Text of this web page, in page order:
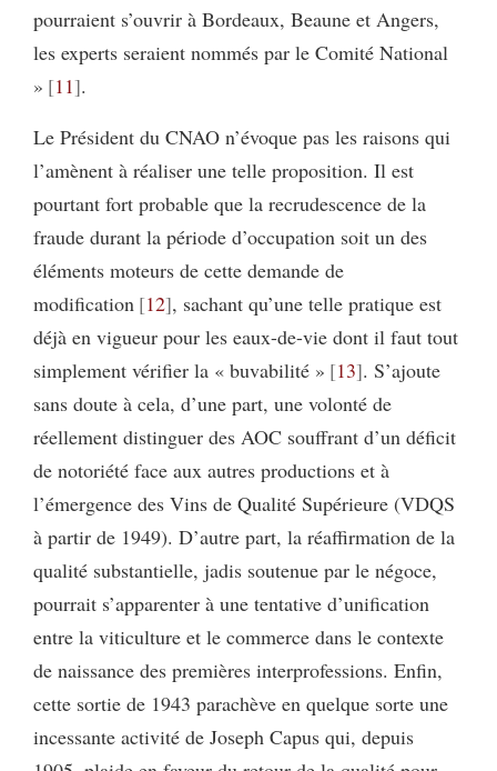
pour­raient s’ouvrir à Bordeaux, Beaune et Angers,
les experts seraient nommés par le Comité National
» 11 .
Le Président du CNAO n’évoque pas les raisons qui
l’amènent à réaliser une telle proposition. Il est
pourtant fort probable que la recrudescence de la
fraude durant la période d’occupation soit un des
éléments moteurs de cette demande de
modification 12 , sachant qu’une telle pratique est
déjà en vigueur pour les eaux-de-vie dont il faut tout
simplement vérifier la « buvabilité » 13 . S’ajoute
sans doute à cela, d’une part, une volonté de
réellement distinguer des AOC souf­frant d’un déficit
de notoriété face aux autres productions et à
l’émergence des Vins de Qualité Supérieure (VDQS
à partir de 1949). D’autre part, la réaffirma­tion de la
qualité substantielle, jadis soutenue par le négoce,
pourrait s’apparenter à une tentative d’unification
entre la viticulture et le commerce dans le contexte
de naissance des premières interprofessions. Enfin,
cette sortie de 1943 parachève en quelque sorte une
incessante activité de Joseph Capus qui, depuis